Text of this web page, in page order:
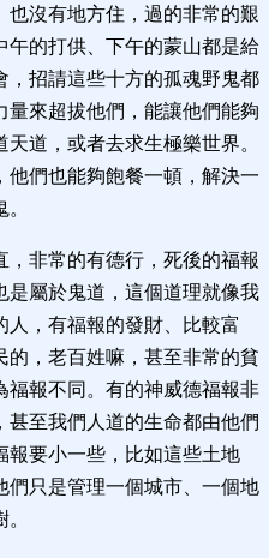
沒有地方住，過的非常的艱
午的打供、下午的蒙山都是給
，招請這些十方的孤魂野鬼都
來超拔他們，能讓他們能夠
道，或者去求生極樂世界。
他們也能夠飽餐一頓，解決一
非常的有德行，死後的福報
是屬於鬼道，這個道理就像我
，有福報的發財、比較富
，老百姓嘛，甚至非常的貧
福報不同。有的神威德福報非
至我們人道的生命都由他們
報要小一些，比如這些土地
們只是管理一個城市、一個地